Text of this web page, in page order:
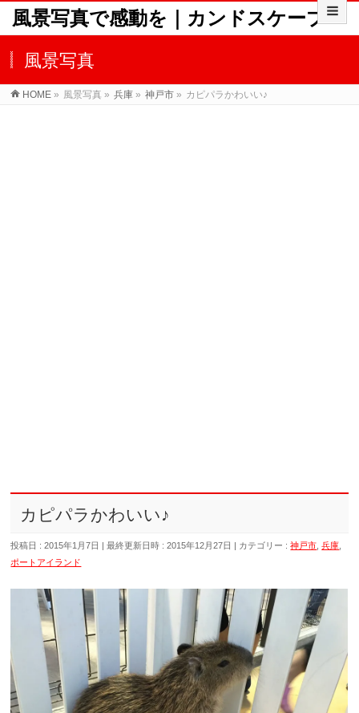
風景写真で感動を｜カンドスケープ
風景写真
HOME » 風景写真 » 兵庫 » 神戸市 » カピパラかわいい♪
カピパラかわいい♪
投稿日 : 2015年1月7日 最終更新日時 : 2015年12月27日 カテゴリー :神戸市 ,兵庫
ポートアイランド